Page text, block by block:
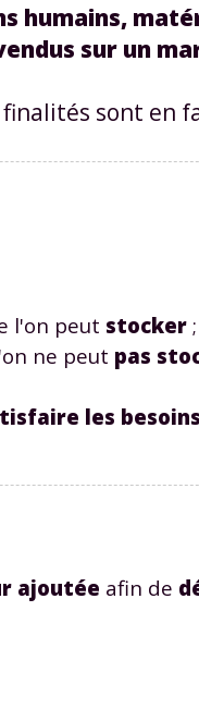
humains,
sur un
sont en
l'on peut stocker ;
ne peut pas
les
ajoutée afin de